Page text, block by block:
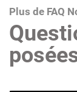
Plus de FAQ